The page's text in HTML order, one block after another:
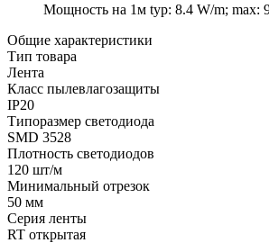
Мощность на 1м typ: 8.4 W/m; max:
Общие характеристики
Тип товара
Лента
Класс пылевлагозащиты
IP20
Типоразмер светодиода
SMD 3528
Плотность светодиодов
120 шт/м
Минимальный отрезок
50 мм
Серия ленты
RT открытая